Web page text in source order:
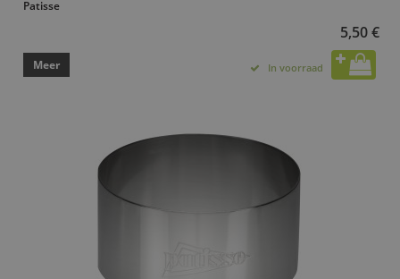
Patisse
5,50 €
Meer In voorraad